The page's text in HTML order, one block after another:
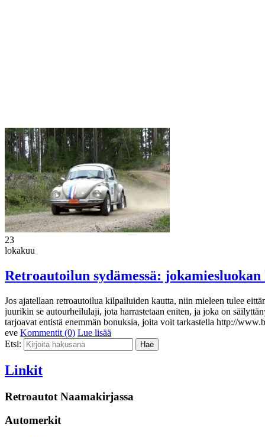
23
lokakuu
Retroautoilun sydämessä:
Jos ajatellaan retroautoilua kilpailuiden kautta, niin mieleen tulee
juurikin se autourheilulaji, jota harrastetaan eniten, ja joka on
tarjoavat entistä enemmän bonuksia, joita voit tarkastella http://
eve Kommentit (0) Lue lisää
Etsi:
Linkit
Retroautot Naamakirjassa
Automerkit